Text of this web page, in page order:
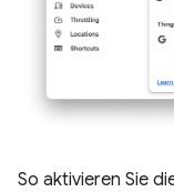
So aktivieren Sie